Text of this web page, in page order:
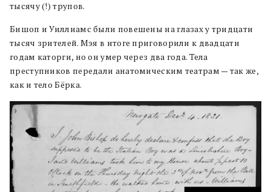
тысячу (!) трупов.
Бишоп и Уиллиамс были повешены на глазах у тридцати
тысяч зрителей. Мэя в итоге приговорили к двадцати
годам каторги, но он умер через два года. Тела
преступников передали анатомическим театрам — так же,
как и тело Бёрка.